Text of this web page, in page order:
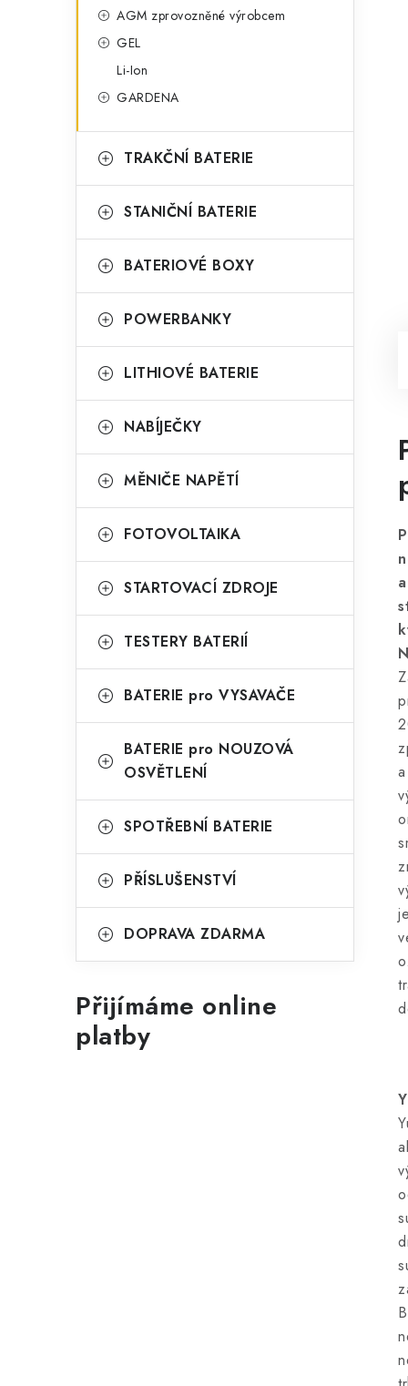
AGM zprovozněné výrobcem
GEL
Li-Ion
GARDENA
TRAKČNÍ BATERIE
STANIČNÍ BATERIE
BATERIOVÉ BOXY
POWERBANKY
LITHIOVÉ BATERIE
NABÍJEČKY
MĚNIČE NAPĚTÍ
FOTOVOLTAIKA
STARTOVACÍ ZDROJE
TESTERY BATERIÍ
BATERIE pro VYSAVAČE
BATERIE pro NOUZOVÁ
OSVĚTLENÍ
SPOTŘEBNÍ BATERIE
PŘÍSLUŠENSTVÍ
DOPRAVA ZDARMA
Přijímáme online
platby